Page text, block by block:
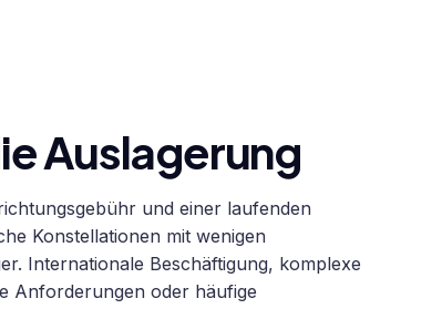
Auslagerung
und einer laufenden
Konstellationen mit wenigen
Internationale Beschäftigung, komplexe
Anforderungen oder häufige